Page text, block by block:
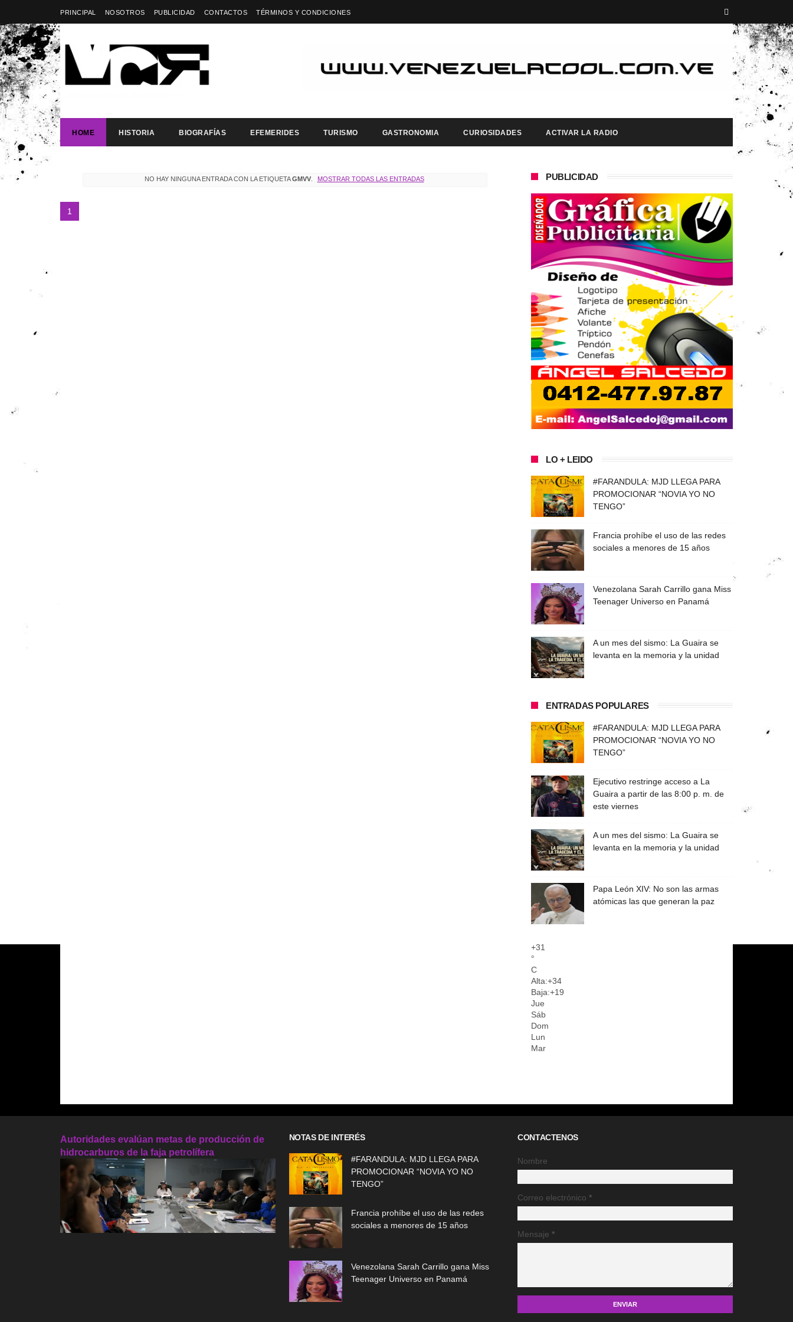
PRINCIPAL NOSOTROS PUBLICIDAD CONTACTOS TÉRMINOS Y CONDICIONES
HOME HISTORIA BIOGRAFÍAS EFEMERIDES TURISMO GASTRONOMIA CURIOSIDADES ACTIVAR LA RADIO
NO HAY NINGUNA ENTRADA CON LA ETIQUETAGMVV MOSTRAR TODAS LAS ENTRADAS
1
PUBLICIDAD
LO + LEIDO
#FARANDULA: MJD LLEGA PARA
PROMOCIONAR “NOVIA YO NO
TENGO”
Francia prohíbe el uso de las redes
sociales a menores de 15 años
Venezolana Sarah Carrillo gana Miss
Teenager Universo en Panamá
A un mes del sismo: La Guaira se
levanta en la memoria y la unidad
ENTRADAS POPULARES
#FARANDULA: MJD LLEGA PARA
PROMOCIONAR “NOVIA YO NO
TENGO”
Ejecutivo restringe acceso a La
Guaira a partir de las 8:00 p. m. de
este viernes
A un mes del sismo: La Guaira se
levanta en la memoria y la unidad
Papa León XIV: No son las armas
atómicas las que generan la paz
+31
°
C
Alta:+34
Baja:+19
Jue
Sáb
Dom
Lun
Mar
Autoridades evalúan metas de producción de
hidrocarburos de la faja petrolífera
NOTAS DE INTERÉS
#FARANDULA: MJD LLEGA PARA
PROMOCIONAR “NOVIA YO NO
TENGO”
Francia prohíbe el uso de las redes
sociales a menores de 15 años
Venezolana Sarah Carrillo gana Miss
Teenager Universo en Panamá
CONTACTENOS
Nombre
Correo electrónico*
Mensaje*